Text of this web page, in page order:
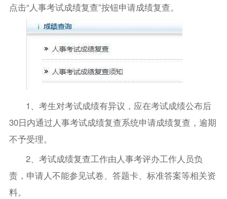
点击“人事考试成绩复查”按钮申请成绩复查。
1、考生对考试成绩有异议，应在考试成绩公布后
30日内通过人事考试成绩复查系统申请成绩复查，逾期
不予受理。
2、考试成绩复查工作由人事考评办工作人员负
责，申请人不能参见试卷、答题卡、标准答案等相关资
料。